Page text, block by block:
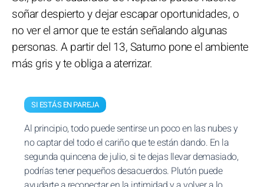
soñar despierto y dejar escapar oportunidades, o
no ver el amor que te están señalando algunas
personas. A partir del 13, Saturno pone el ambiente
más gris y te obliga a aterrizar.
SI ESTÁS EN PAREJA
Al principio, todo puede sentirse un poco en las nubes y
no captar del todo el cariño que te están dando. En la
segunda quincena de julio, si te dejas llevar demasiado,
podrías tener pequeños desacuerdos. Plutón puede